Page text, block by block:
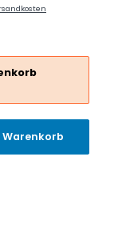
benutze die Schaltflächen
Warenkorb